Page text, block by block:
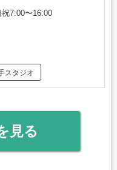
7:00〜16:00
スタジオ
見る